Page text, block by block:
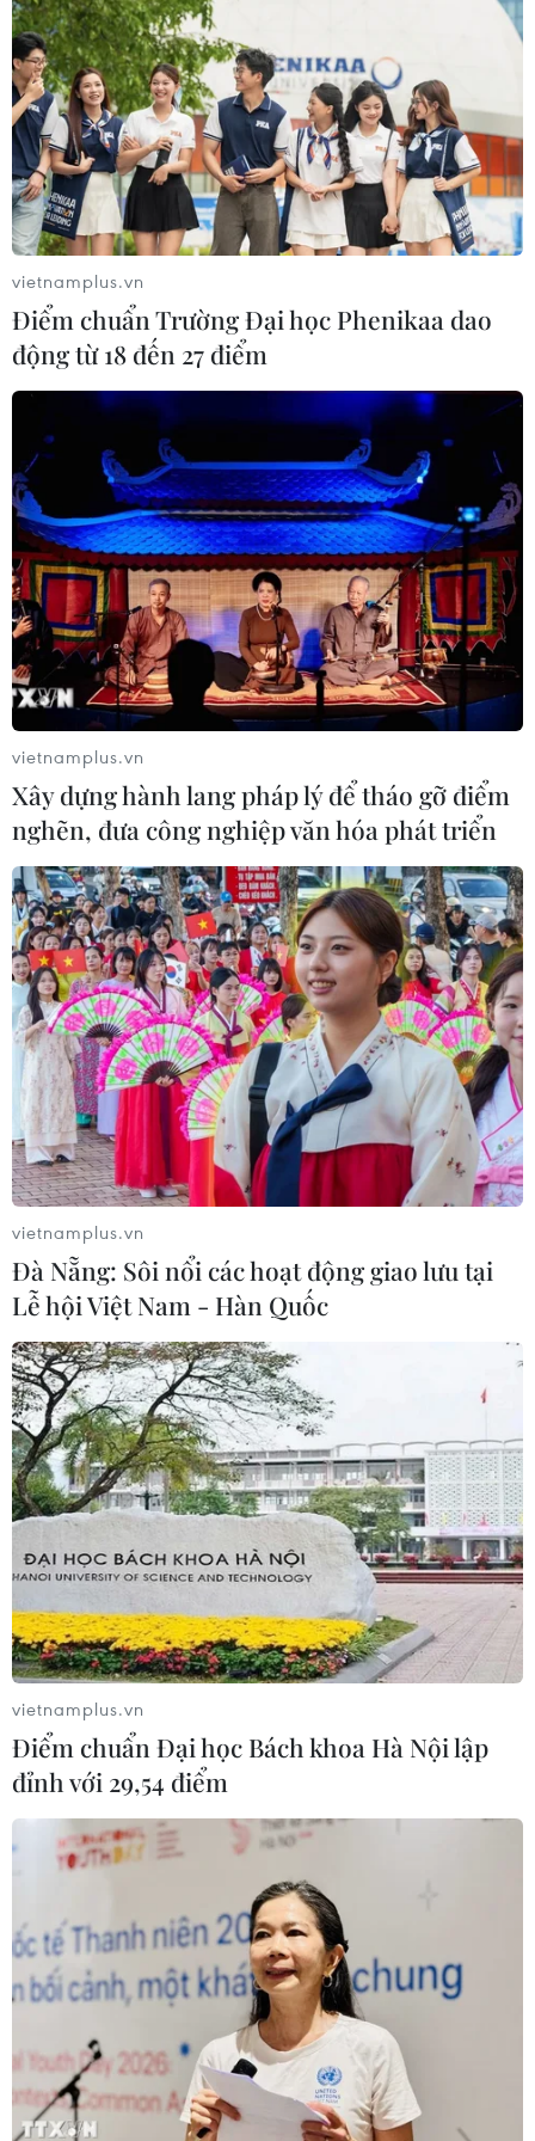
TIN CÙNG CHUYÊN MỤC
Đà Nẵng: Sôi nổi các hoạt
vietnamplus.vn
Điểm chuẩn Trường Đại học Phenikaa dao
động từ 18 đến 27 điểm
vietnamplus.vn
Xây dựng hành lang pháp lý để tháo gỡ điểm
nghẽn, đưa công nghiệp văn hóa phát triển
vietnamplus.vn
Đà Nẵng: Sôi nổi các hoạt động giao lưu tại
Lễ hội Việt Nam - Hàn Quốc
vietnamplus.vn
Điểm chuẩn Đại học Bách khoa Hà Nội lập
đỉnh với 29,54 điểm